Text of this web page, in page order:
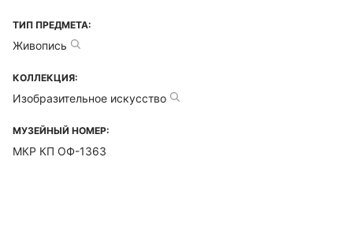
ТИП ПРЕДМЕТА:
Живопись
КОЛЛЕКЦИЯ:
Изобразительное искусство
МУЗЕЙНЫЙ НОМЕР:
МКР КП ОФ-1363